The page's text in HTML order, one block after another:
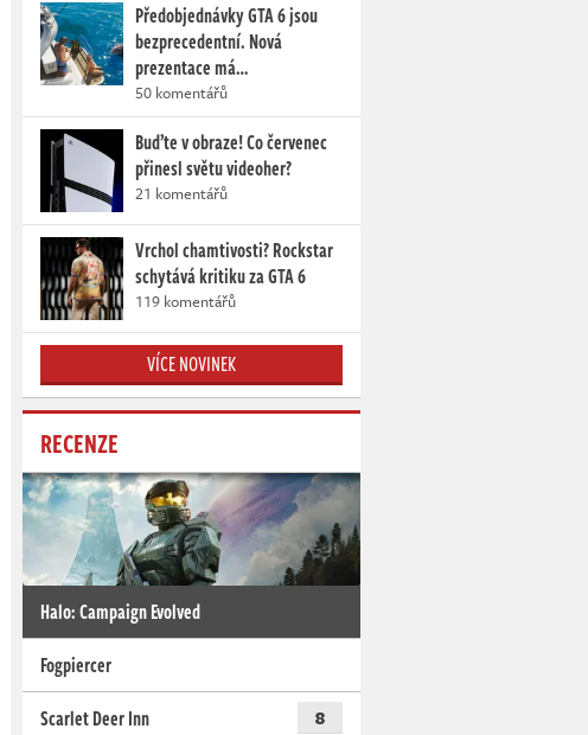
Předobjednávky GTA 6 jsou
bezprecedentní. Nová
prezentace má…
50 komentářů
Buďte v obraze! Co červenec
přinesl světu videoher?
21 komentářů
Vrchol chamtivosti? Rockstar
schytává kritiku za GTA 6
119 komentářů
VÍCE NOVINEK
RECENZE
Halo: Campaign Evolved
Fogpiercer
Scarlet Deer Inn
8